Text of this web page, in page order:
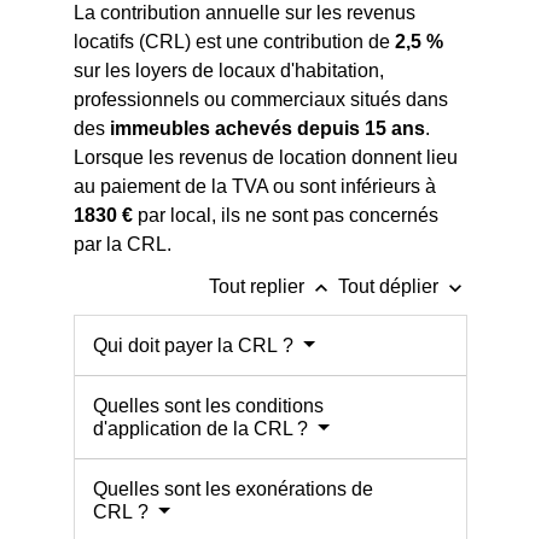
La contribution annuelle sur les revenus
locatifs (CRL) est une contribution de2,5 %
sur les loyers de locaux d'habitation,
professionnels ou commerciaux situés dans
des immeubles achevés depuis 15 ans.
Lorsque les revenus de location donnent lieu
au paiement de la TVA ou sont inférieurs à
1830 € par local, ils ne sont pas concernés
par la CRL.
Tout replier keyboard_arrow_up Tout déplier keyboard_arrow_down
Qui doit payer la CRL ?
Quelles sont les conditions
d'application de la CRL ?
Quelles sont les exonérations de
CRL ?